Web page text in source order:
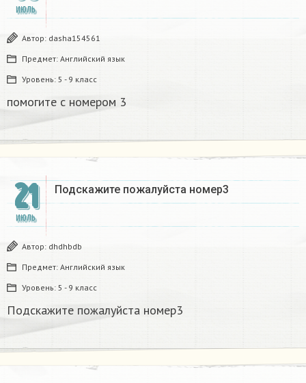
ИЮЛЬ
Автор: dasha154561
Предмет: Английский язык
Уровень: 5 - 9 класс
помогите с номером 3
21
ИЮЛЬ
Подскажите пожалуйста номер3
Автор: dhdhbdb
Предмет: Английский язык
Уровень: 5 - 9 класс
Подскажите пожалуйста номер3